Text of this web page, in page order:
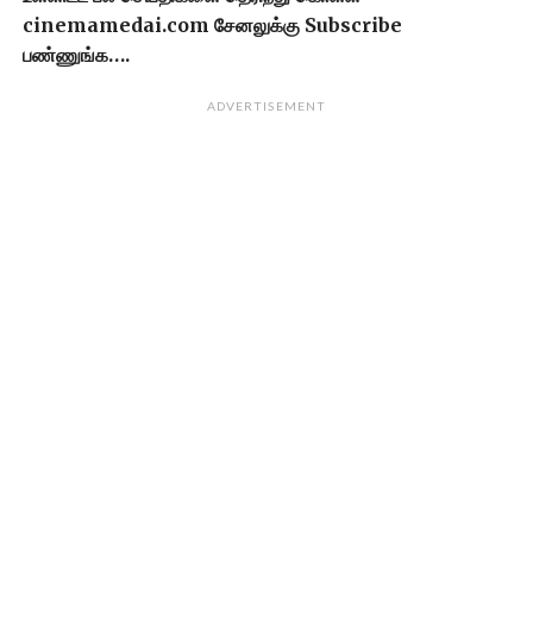
cinemamedai.com சேனலுக்கு Subscribe
பண்ணுங்க….
ADVERTISEMENT